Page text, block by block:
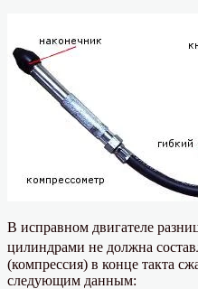
В исправном двигателе
цилиндрами не должна
(компрессия) в конце такта
следующим данным: